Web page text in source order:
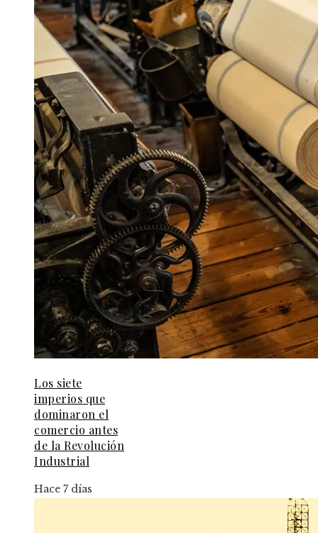
Los siete
imperios que
dominaron el
comercio antes
de la Revolución
Industrial
Hace 7 días